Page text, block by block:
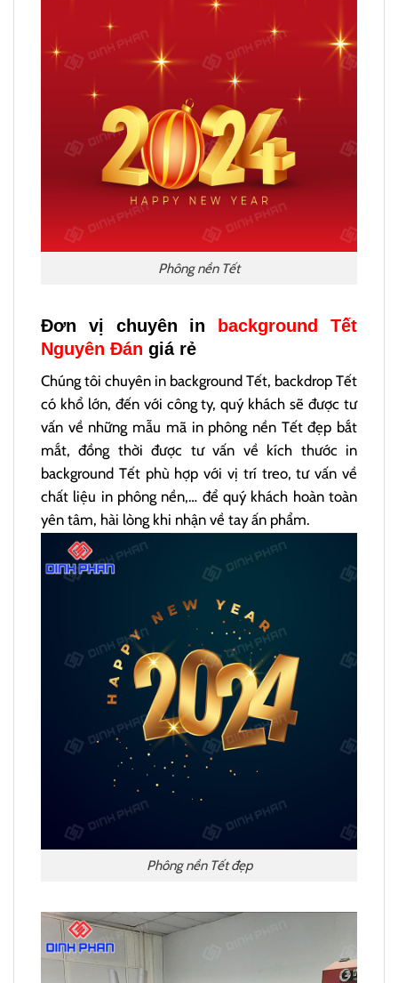
Phông nền Tết
Đơn vị chuyên in
background Tết
Nguyên Đán giá rẻ
Chúng tôi chuyên in background Tết, backdrop Tết
có khổ lớn, đến với công ty, quý khách sẽ được tư
vấn về những mẫu mã in phông nền Tết đẹp bắt
mắt, đồng thời được tư vấn về kích thước in
background Tết phù hợp với vị trí treo, tư vấn về
chất liệu in phông nền,… để quý khách hoàn toàn
yên tâm, hài lòng khi nhận về tay ấn phẩm.
Phông nền Tết đẹp